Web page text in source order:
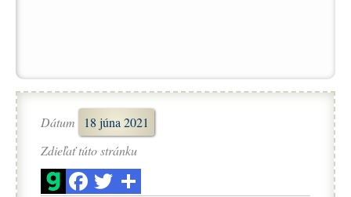
Dátum
18 júna 2021
Zdieľať túto stránku